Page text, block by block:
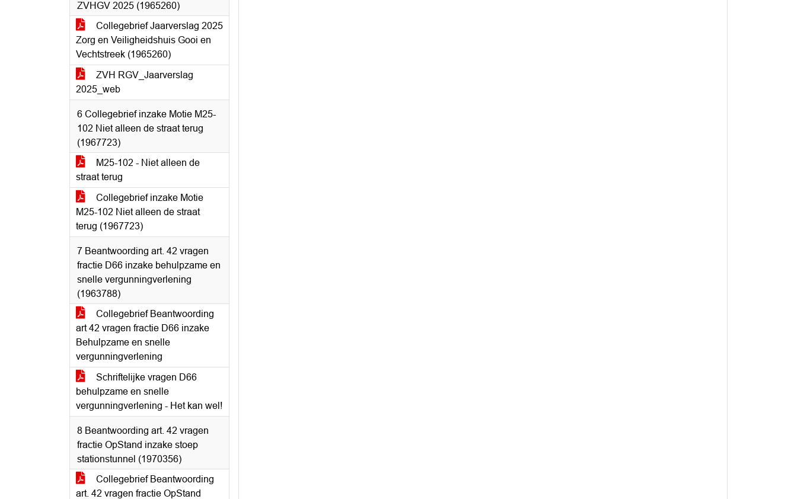
ZVHGV 2025 (1965260)
Collegebrief Jaarverslag 2025
Zorg en Veiligheidshuis Gooi en
Vechtstreek (1965260)
ZVH RGV_Jaarverslag
2025_web
6 Collegebrief inzake Motie M25-
102 Niet alleen de straat terug
(1967723)
M25-102 - Niet alleen de
straat terug
Collegebrief inzake Motie
M25-102 Niet alleen de straat
terug (1967723)
7 Beantwoording art. 42 vragen
fractie D66 inzake behulpzame en
snelle vergunningverlening
(1963788)
Collegebrief Beantwoording
art 42 vragen fractie D66 inzake
Behulpzame en snelle
vergunningverlening
Schriftelijke vragen D66
behulpzame en snelle
vergunningverlening - Het kan wel!
8 Beantwoording art. 42 vragen
fractie OpStand inzake stoep
stationstunnel (1970356)
Collegebrief Beantwoording
art. 42 vragen fractie OpStand